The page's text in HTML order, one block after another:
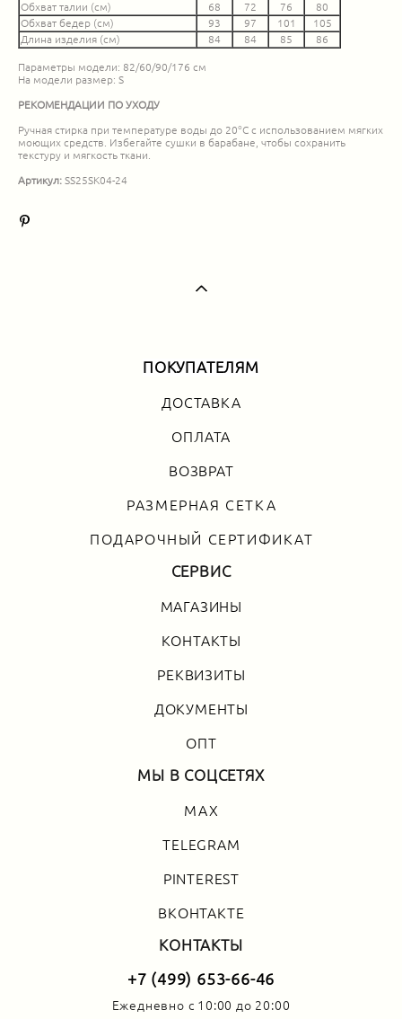
Обхват талии (см)
68 72 76
80
Обхват бедер (см)
93 97 101
105
Длина изделия (см)
84 84 85 86
Параметры модели: 82/60/90/176 см
На модели размер: S
РЕКОМЕНДАЦИИ ПО УХОДУ
Ручная стирка при температуре воды до 20°C с использованием мягких
моющих средств. Избегайте сушки в барабане, чтобы сохранить
текстуру и мягкость ткани.
Артикул: SS25SK04-24
ПОКУПАТЕЛЯМ
ДОСТАВКА
ОПЛАТА
ВОЗВРАТ
РАЗМЕРНАЯ СЕТКА
ПОДАРОЧНЫЙ СЕРТИФИКАТ
СЕРВИС
МАГАЗИНЫ
КОНТАКТЫ
РЕКВИЗИТЫ
ДОКУМЕНТЫ
ОПТ
МЫ В СОЦСЕТЯХ
MAX
TELEGRAM
PINTEREST
ВКОНТАКТЕ
КОНТАКТЫ
+7 (499) 653-66-46
Ежедневно с 10:00 до 20:00